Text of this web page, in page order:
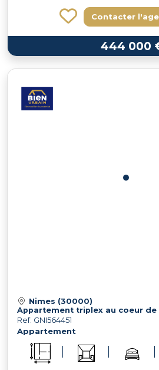
Contacter
444 000
Nimes (30000)
Appartement triplex au coeur de
Ref: GNI564451
Appartement